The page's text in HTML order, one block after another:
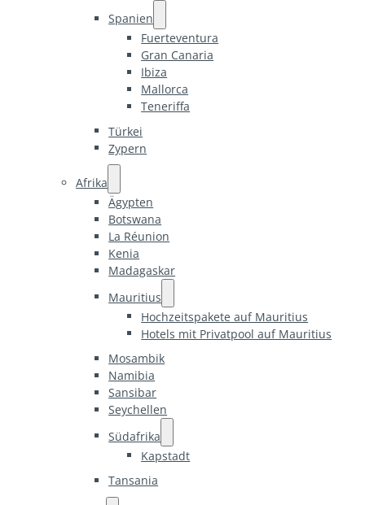
Spanien
Fuerteventura
Gran Canaria
Ibiza
Mallorca
Teneriffa
Türkei
Zypern
Afrika
Ägypten
Botswana
La Réunion
Kenia
Madagaskar
Mauritius
Hochzeitspakete auf Mauritius
Hotels mit Privatpool auf Mauritius
Mosambik
Namibia
Sansibar
Seychellen
Südafrika
Kapstadt
Tansania